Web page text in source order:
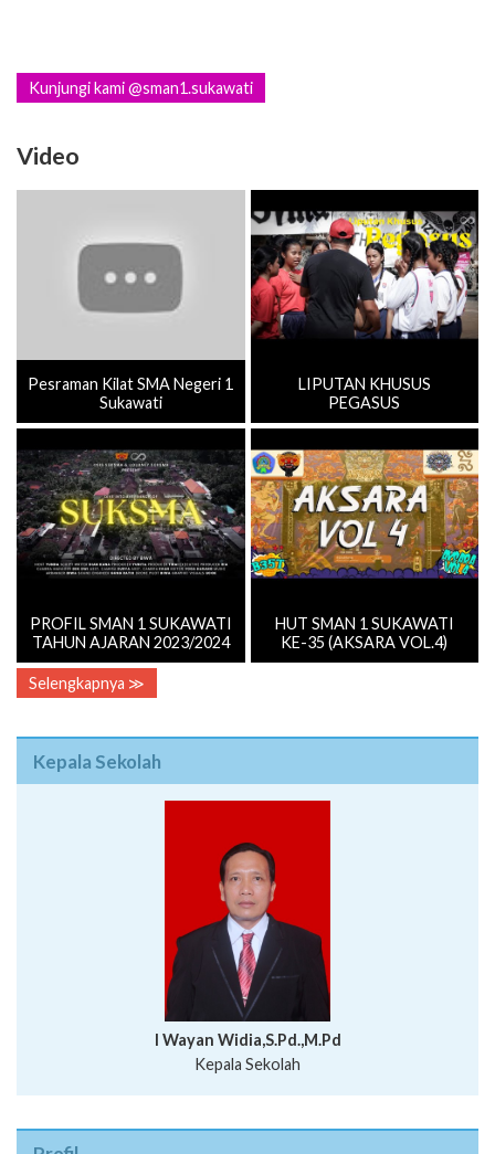
Kunjungi kami @sman1.sukawati
Video
Pesraman Kilat SMA Negeri 1
Sukawati
LIPUTAN KHUSUS
PEGASUS
PROFIL SMAN 1 SUKAWATI
TAHUN AJARAN 2023/2024
HUT SMAN 1 SUKAWATI
KE-35 (AKSARA VOL.4)
Selengkapnya ≫
Kepala Sekolah
I Wayan Widia,S.Pd.,M.Pd
Kepala Sekolah